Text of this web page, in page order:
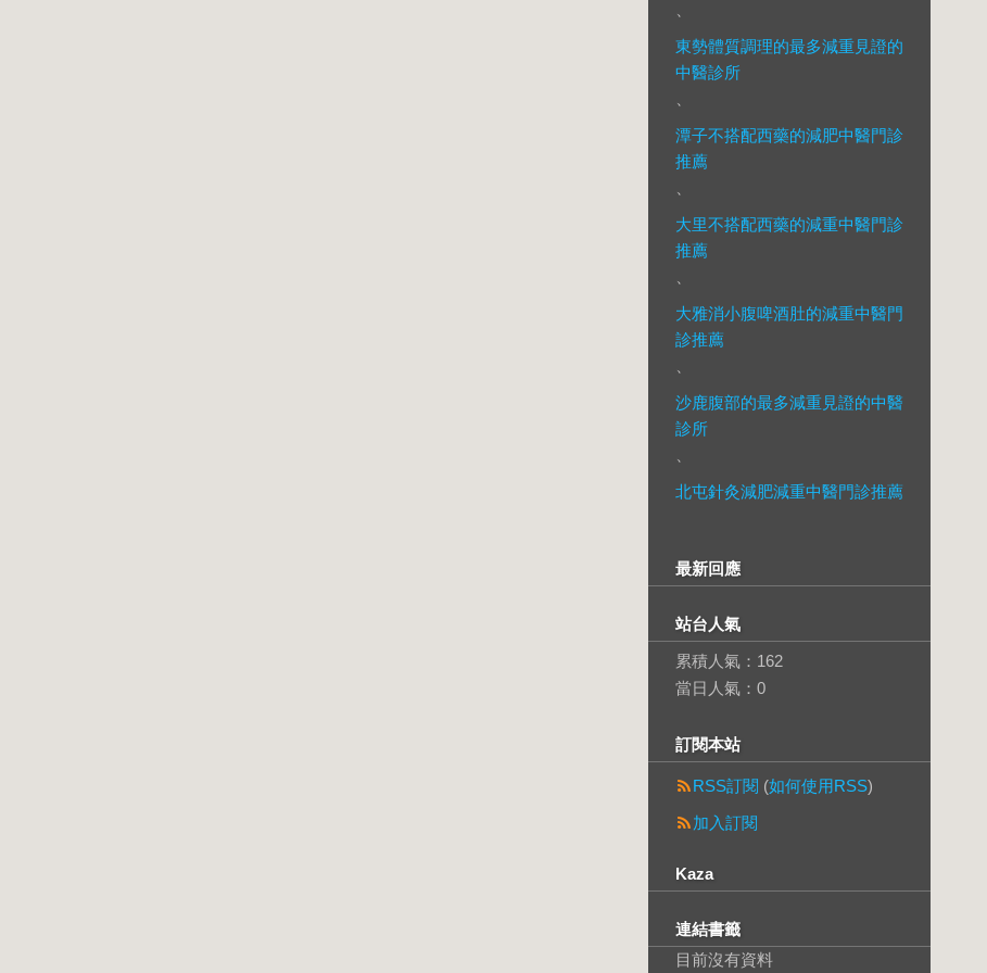
東勢體質調理的最多減重見證的
中醫診所
潭子不搭配西藥的減肥中醫門診
推薦
大里不搭配西藥的減重中醫門診
推薦
大雅消小腹啤酒肚的減重中醫門
診推薦
沙鹿腹部的最多減重見證的中醫
診所
北屯針灸減肥減重中醫門診推薦
最新回應
站台人氣
累積人氣： 162
當日人氣： 0
訂閱本站
RSS訂閱 (如何使用RSS)
加入訂閱
Kaza
連結書籤
目前沒有資料